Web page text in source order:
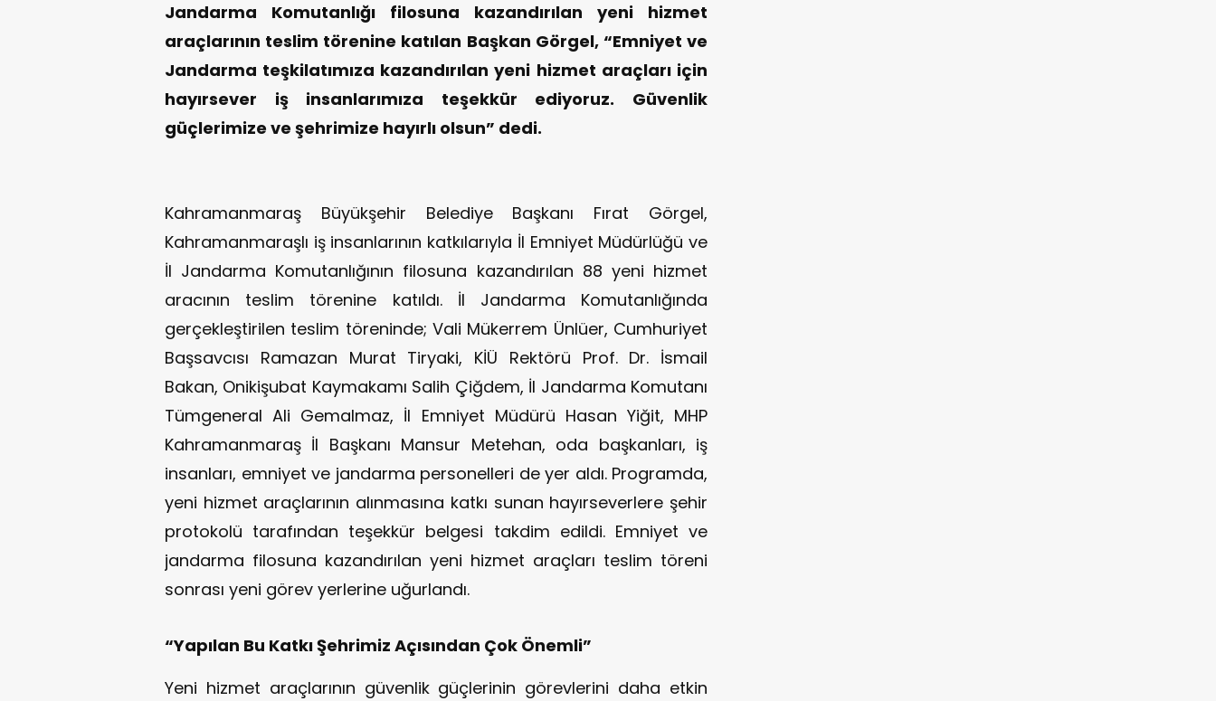
Jandarma Komutanlığı filosuna kazandırılan yeni hizmet
araçlarının teslim törenine katılan Başkan Görgel, “Emniyet ve
Jandarma teşkilatımıza kazandırılan yeni hizmet araçları için
hayırsever iş insanlarımıza teşekkür ediyoruz. Güvenlik
güçlerimize ve şehrimize hayırlı olsun” dedi.
Kahramanmaraş Büyükşehir Belediye Başkanı Fırat Görgel,
Kahramanmaraşlı iş insanlarının katkılarıyla İl Emniyet Müdürlüğü ve
İl Jandarma Komutanlığının filosuna kazandırılan 88 yeni hizmet
aracının teslim törenine katıldı. İl Jandarma Komutanlığında
gerçekleştirilen teslim töreninde; Vali Mükerrem Ünlüer, Cumhuriyet
Başsavcısı Ramazan Murat Tiryaki, KİÜ Rektörü Prof. Dr. İsmail
Bakan, Onikişubat Kaymakamı Salih Çiğdem, İl Jandarma Komutanı
Tümgeneral Ali Gemalmaz, İl Emniyet Müdürü Hasan Yiğit, MHP
Kahramanmaraş İl Başkanı Mansur Metehan, oda başkanları, iş
insanları, emniyet ve jandarma personelleri de yer aldı. Programda,
yeni hizmet araçlarının alınmasına katkı sunan hayırseverlere şehir
protokolü tarafından teşekkür belgesi takdim edildi. Emniyet ve
jandarma filosuna kazandırılan yeni hizmet araçları teslim töreni
sonrası yeni görev yerlerine uğurlandı.
“Yapılan Bu Katkı Şehrimiz Açısından Çok Önemli”
Yeni hizmet araçlarının güvenlik güçlerinin görevlerini daha etkin